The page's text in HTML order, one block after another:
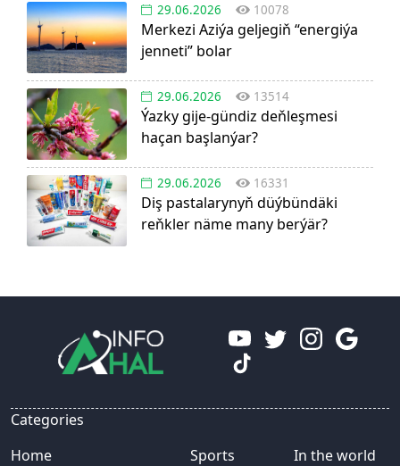
29.06.2026 10078
Merkezi Aziýa geljegiň “energiýa
jenneti” bolar
29.06.2026 13514
Ýazky gije-gündiz deňleşmesi
haçan başlanýar?
29.06.2026 16331
Diş pastalarynyň düýbündäki
reňkler näme many berýär?
Categories
Home
Sports
In the world